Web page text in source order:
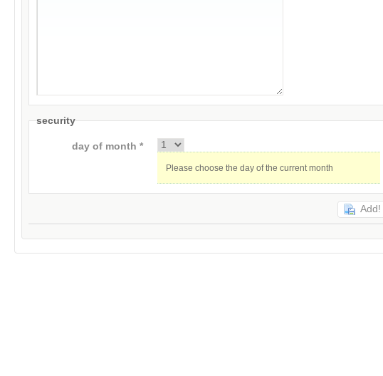
security
day of month *
Please choose the day of the current month
Add!